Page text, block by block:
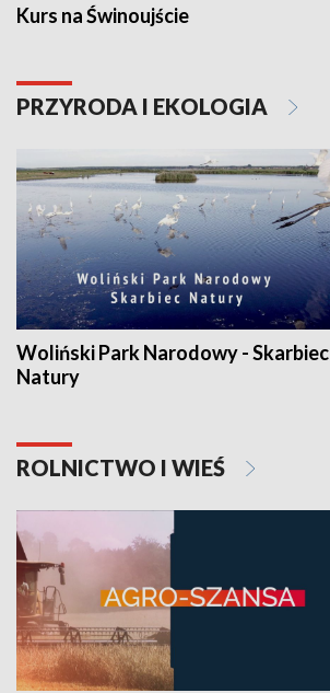
Kurs na Świnoujście
PRZYRODA I EKOLOGIA
Woliński Park Narodowy - Skarbiec
Natury
ROLNICTWO I WIEŚ